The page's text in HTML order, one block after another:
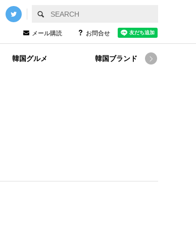
メール購読 お問合せ
韓国グルメ 韓国ブランド 